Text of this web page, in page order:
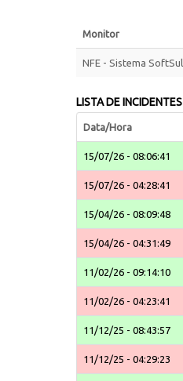
Monitor
NFE - Sistema SoftSul
LISTA DE INCIDENTES
Data/Hora
15/07/26 - 08:06:41
15/07/26 - 04:28:41
15/04/26 - 08:09:48
15/04/26 - 04:31:49
11/02/26 - 09:14:10
11/02/26 - 04:23:41
11/12/25 - 08:43:57
11/12/25 - 04:29:23